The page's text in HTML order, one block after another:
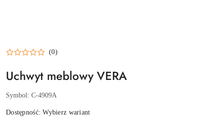
(0)
Uchwyt meblowy VERA
Symbol: C-4909A
Dostępność:Wybierz wariant